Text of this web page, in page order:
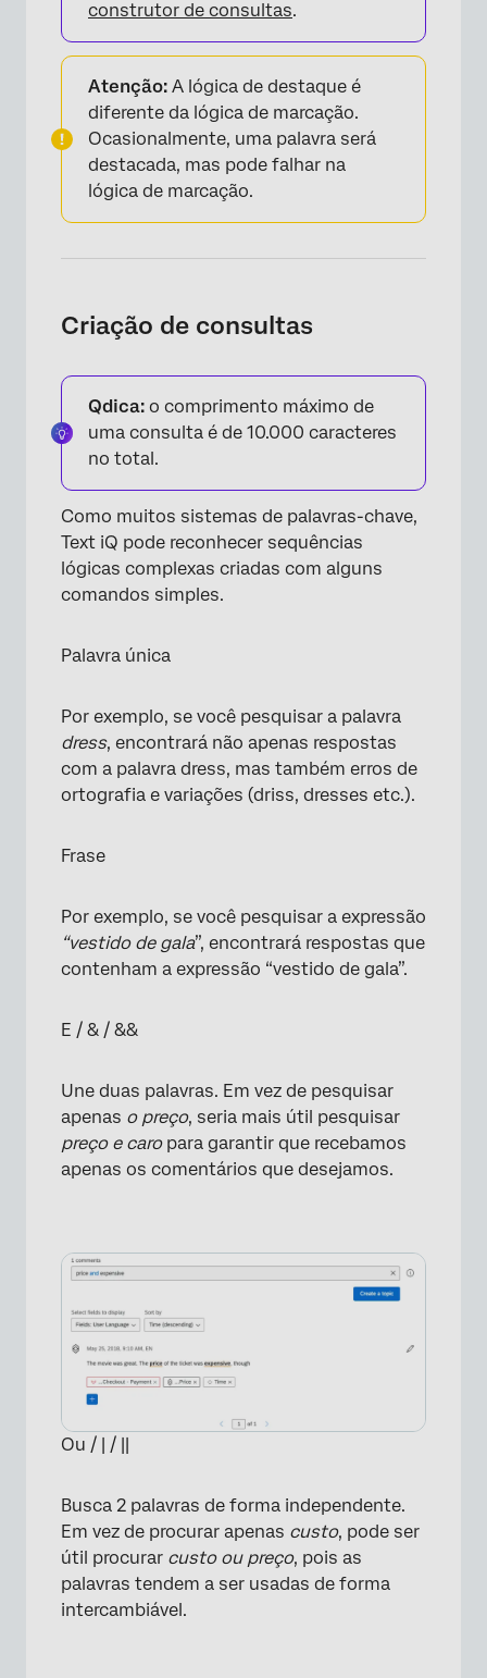
×
construtor de consultas.
Atenção: A lógica de destaque é
diferente da lógica de marcação.
Ocasionalmente, uma palavra será
destacada, mas pode falhar na
lógica de marcação.
Criação de consultas
Qdica: o comprimento máximo de
uma consulta é de 10.000 caracteres
no total.
Como muitos sistemas de palavras-chave,
Text iQ pode reconhecer sequências
lógicas complexas criadas com alguns
comandos simples.
Palavra única
Por exemplo, se você pesquisar a palavra
dress, encontrará não apenas respostas
com a palavra dress, mas também erros de
ortografia e variações (driss, dresses etc.).
Frase
Por exemplo, se você pesquisar a expressão
“vestido de gala”, encontrará respostas que
contenham a expressão “vestido de gala”.
E / & / &&
Une duas palavras. Em vez de pesquisar
apenas o preço, seria mais útil pesquisar
preço e caropara garantir que recebamos
apenas os comentários que desejamos.
Ou / | / ||
Busca 2 palavras de forma independente.
Em vez de procurar apenas custo, pode ser
útil procurar custo ou preço, pois as
palavras tendem a ser usadas de forma
intercambiável.